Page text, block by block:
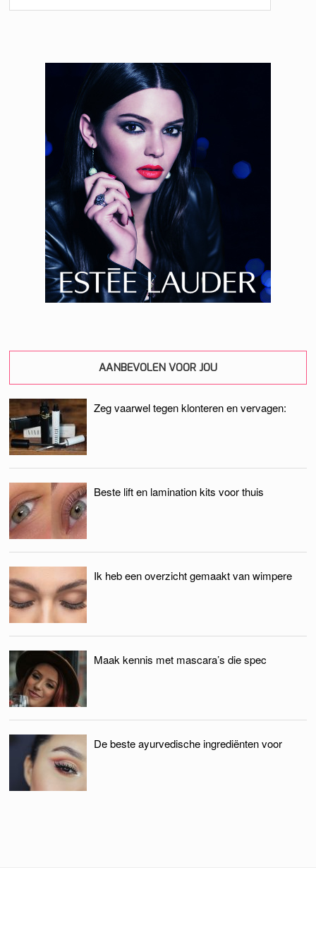
AANBEVOLEN VOOR JOU
Zeg vaarwel tegen klonteren en vervagen:
Beste lift en lamination kits voor thuis
Ik heb een overzicht gemaakt van wimpere
Maak kennis met mascara’s die spec
De beste ayurvedische ingrediënten voor